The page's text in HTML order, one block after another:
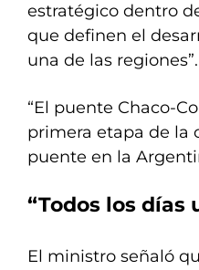
estratégico dentro
que definen el
una de las regiones”.
“El puente Chaco-
primera etapa de la
puente en la
“Todos los días
El ministro señaló